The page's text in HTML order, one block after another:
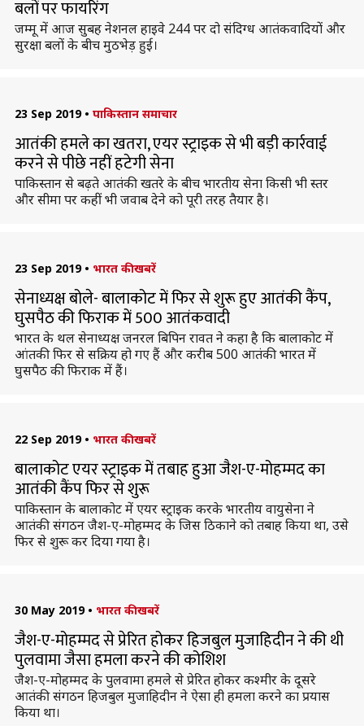
बलों पर फायरिंग
जम्मू में आज सुबह नेशनल हाइवे 244 पर दो संदिग्ध आतंकवादियों और
सुरक्षा बलों के बीच मुठभेड़ हुई।
23 Sep 2019 • पाकिस्तान समाचार
आतंकी हमले का खतरा, एयर स्ट्राइक से भी बड़ी कार्रवाई
करने से पीछे नहीं हटेगी सेना
पाकिस्तान से बढ़ते आतंकी खतरे के बीच भारतीय सेना किसी भी स्तर
और सीमा पर कहीं भी जवाब देने को पूरी तरह तैयार है।
23 Sep 2019 • भारत की खबरें
सेनाध्यक्ष बोले- बालाकोट में फिर से शुरू हुए आतंकी कैंप,
घुसपैठ की फिराक में 500 आतंकवादी
भारत के थल सेनाध्यक्ष जनरल बिपिन रावत ने कहा है कि बालाकोट में
आंतकी फिर से सक्रिय हो गए हैं और करीब 500 आतंकी भारत में
घुसपैठ की फिराक में हैं।
22 Sep 2019 • भारत की खबरें
बालाकोट एयर स्ट्राइक में तबाह हुआ जैश-ए-मोहम्मद का
आतंकी कैंप फिर से शुरू
पाकिस्तान के बालाकोट में एयर स्ट्राइक करके भारतीय वायुसेना ने
आतंकी संगठन जैश-ए-मोहम्मद के जिस ठिकाने को तबाह किया था, उसे
फिर से शुरू कर दिया गया है।
30 May 2019 • भारत की खबरें
जैश-ए-मोहम्मद से प्रेरित होकर हिजबुल मुजाहिदीन ने की थी
पुलवामा जैसा हमला करने की कोशिश
जैश-ए-मोहम्मद के पुलवामा हमले से प्रेरित होकर कश्मीर के दूसरे
आतंकी संगठन हिजबुल मुजाहिदीन ने ऐसा ही हमला करने का प्रयास
किया था।